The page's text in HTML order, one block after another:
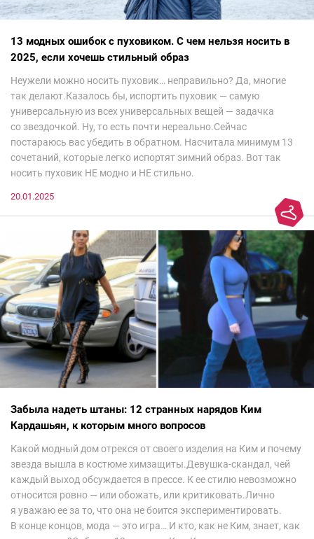
13 модных ошибок с пуховиком. С чем нельзя носить в
2025, если хочешь стильный образ
Неужели можно носить пуховик… неправильно? Да, многие
так делают.Казалось бы, испортить пуховик — самую
универсальную из всех универсальных вещей — задачка
со звездочкой. Ну, то есть почти нереально.Сейчас
постараюсь вас убедить в обратном. Насчитала минимум 13
сочетаний, которые легко испортят зимний образ. Вот так
носить пуховик НЕ модно и НЕ стильно.
20.01.2025
Забыла надеть штаны: 12 странных нарядов Ким
Кардашьян, к которым много вопросов
Какой модный дом отрекся от своего изделия на Ким и почему
звезда вышла в костюме химзащиты.Девушка-скандал, чей
каждый выход обсуждается в прессе. К ее стилю невозможно
относится ровно — или обожать, или критиковать.Лично
я уважаю ее за то, что она не боится экспериментировать.
В конце концов, мода — это игра… И кто, как не Ким, знает, как